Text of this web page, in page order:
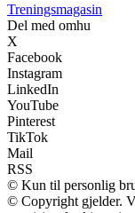
Treningsmagasin
Del med omhu
X
Facebook
Instagram
LinkedIn
YouTube
Pinterest
TikTok
Mail
RSS
© Kun til personlig
© Copyright gjelder.